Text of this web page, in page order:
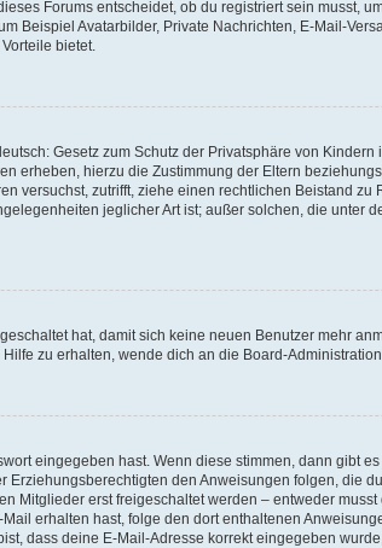
Forums entscheidet, ob du registriert sein musst,
Beispiel Avatarbilder, Private Nachrichten, E-Mail-
bietet.
Gesetz zum Schutz der Privatsphäre von
erheben, hierzu die Zustimmung der Eltern
versuchst, zutrifft, ziehe einen rechtlichen Beistand
jeglicher Art ist; außer solchen, die unter
hat, damit sich keine neuen Benutzer mehr
zu erhalten, wende dich an die Board-Administration.
eingegeben hast. Wenn diese stimmen, dann gibt
den Anweisungen folgen, die
Mitglieder erst freigeschaltet werden – entweder
erhalten hast, folge den dort enthaltenen
dass deine E-Mail-Adresse korrekt eingegeben